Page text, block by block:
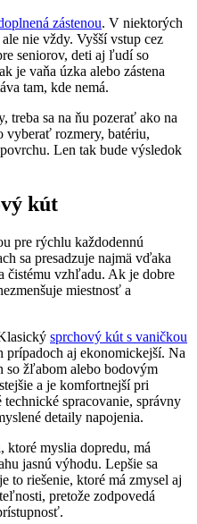
zástenou. V niektorých
nie vždy. Vyšší vstup cez
seniorov, deti aj ľudí so
je vaňa úzka alebo zástena
tam, kde nemá.
sa na ňu pozerať ako na
vyberať rozmery, batériu,
Len tak bude výsledok
kút
pre rýchlu každodennú
sa presadzuje najmä vďaka
čistému vzhľadu. Ak je dobre
miestnosť a
sprchový kút s vaničkou
prípadoch aj ekonomickejší. Na
so žľabom alebo bodovým
a je komfortnejší pri
spracovanie, správny
detaily napojenia.
ktoré myslia dopredu, má
jasnú výhodu. Lepšie sa
to riešenie, ktoré má zmysel aj
pretože zodpovedá